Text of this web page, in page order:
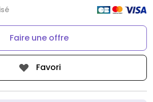
Faire une offre
Favori